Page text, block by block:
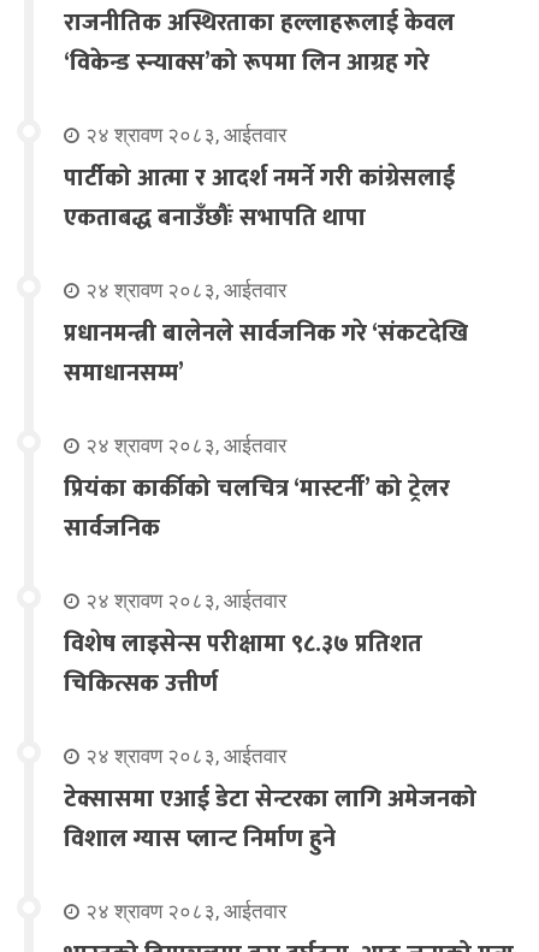
राजनीतिक अस्थिरताका हल्लाहरूलाई केवल
‘विकेन्ड स्न्याक्स’को रूपमा लिन आग्रह गरे
२४ श्रावण २०८३, आईतवार
पार्टीको आत्मा र आदर्श नमर्ने गरी कांग्रेसलाई
एकताबद्ध बनाउँछौंः सभापति थापा
२४ श्रावण २०८३, आईतवार
प्रधानमन्त्री बालेनले सार्वजनिक गरे ‘संकटदेखि
समाधानसम्म’
२४ श्रावण २०८३, आईतवार
प्रियंका कार्कीको चलचित्र ‘मास्टर्नी’ को ट्रेलर
सार्वजनिक
२४ श्रावण २०८३, आईतवार
विशेष लाइसेन्स परीक्षामा ९८.३७ प्रतिशत
चिकित्सक उत्तीर्ण
२४ श्रावण २०८३, आईतवार
टेक्सासमा एआई डेटा सेन्टरका लागि अमेजनको
विशाल ग्यास प्लान्ट निर्माण हुने
२४ श्रावण २०८३, आईतवार